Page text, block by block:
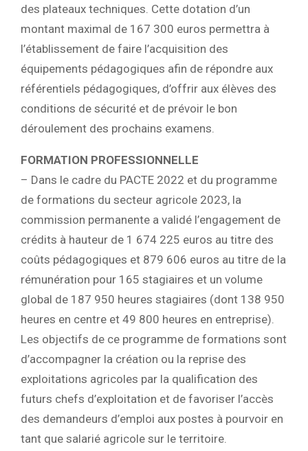
des plateaux techniques. Cette dotation d’un
montant maximal de 167 300 euros permettra à
l’établissement de faire l’acquisition des
équipements pédagogiques afin de répondre aux
référentiels pédagogiques, d’offrir aux élèves des
conditions de sécurité et de prévoir le bon
déroulement des prochains examens.
FORMATION PROFESSIONNELLE
– Dans le cadre du PACTE 2022 et du programme
de formations du secteur agricole 2023, la
commission permanente a validé l’engagement de
crédits à hauteur de 1 674 225 euros au titre des
coûts pédagogiques et 879 606 euros au titre de la
rémunération pour 165 stagiaires et un volume
global de 187 950 heures stagiaires (dont 138 950
heures en centre et 49 800 heures en entreprise).
Les objectifs de ce programme de formations sont
d’accompagner la création ou la reprise des
exploitations agricoles par la qualification des
futurs chefs d’exploitation et de favoriser l’accès
des demandeurs d’emploi aux postes à pourvoir en
tant que salarié agricole sur le territoire.